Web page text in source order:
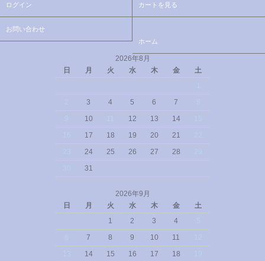
ログイン カートを見る
お問い合わせ
ホーム
2026年8月
日
月 火 水 木 金
土
3 4 5 6 7
10 12 13 14
17 18 19 20 21
24 25 26 27 28
31
2026年9月
日
月 火 水 木 金
土
1
2 3 4
7 8 9 10 11
14 15 16 17 18